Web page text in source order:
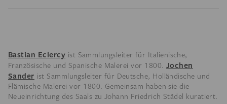
Bastian Eclercy ist Sammlungsleiter für Italienische,
Französische und Spanische Malerei vor 1800. Jochen
Sander ist Sammlungsleiter für Deutsche, Holländische und
Flämische Malerei vor 1800. Gemeinsam haben sie die
Neueinrichtung des Saals zu Johann Friedrich Städel kuratiert.